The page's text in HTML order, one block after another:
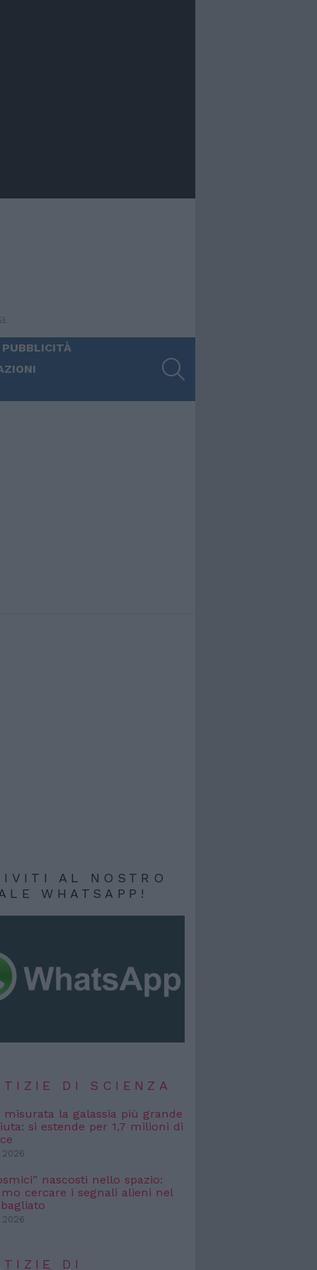
AL NOSTRO
WHATSAPP!
DI SCIENZA
misurata la galassia più grande
si estende per 1,7 milioni di
nascosti nello spazio:
cercare i segnali alieni nel
DI